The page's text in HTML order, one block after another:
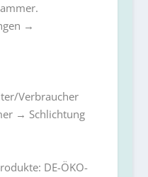
→
Verbraucher
→ Schlichtung
DE-ÖKO-